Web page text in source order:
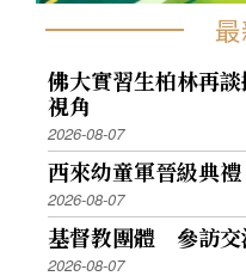
佛大實習生柏林再
視角
2026-08-07
西來幼童軍晉級典
2026-08-07
基督教團體 參訪交
2026-08-07